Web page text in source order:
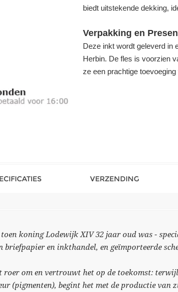
biedt uitstekende dekking,
Verpakking en
Deze inkt wordt geleverd in
Herbin. De fles is voorzien
ze een prachtige
VERZENDING
koning Lodewijk XIV 32 jaar oud was -
en inkthandel, en geïmporteerde
roer om en vertrouwt het op de toekomst:
(pigmenten), begint het met de productie